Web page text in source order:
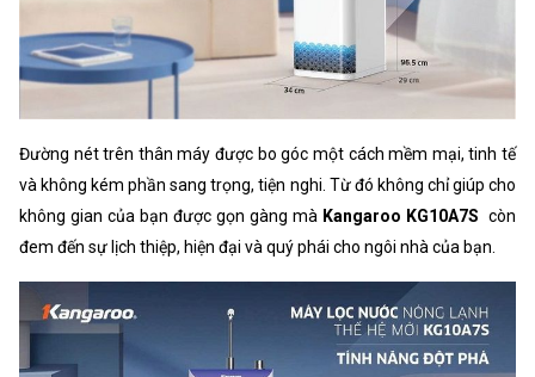
Đường nét trên thân máy được bo góc một cách mềm mại, tinh tế
và không kém phần sang trọng, tiện nghi. Từ đó không chỉ giúp cho
không gian của bạn được gọn gàng mà Kangaroo KG10A7S còn
đem đến sự lịch thiệp, hiện đại và quý phái cho ngôi nhà của bạn.